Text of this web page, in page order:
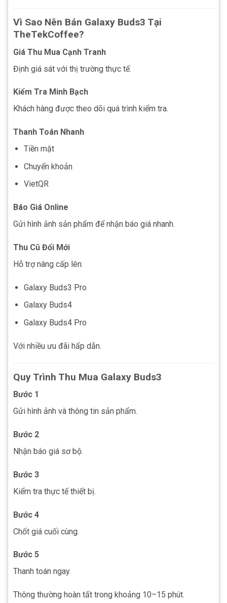
Vì Sao Nên Bán Galaxy Buds3 Tại
TheTekCoffee?
Giá Thu Mua Cạnh Tranh
Định giá sát với thị trường thực tế.
Kiểm Tra Minh Bạch
Khách hàng được theo dõi quá trình kiểm tra.
Thanh Toán Nhanh
Tiền mặt
Chuyển khoản
VietQR
Báo Giá Online
Gửi hình ảnh sản phẩm để nhận báo giá nhanh.
Thu Cũ Đổi Mới
Hỗ trợ nâng cấp lên:
Galaxy Buds3 Pro
Galaxy Buds4
Galaxy Buds4 Pro
Với nhiều ưu đãi hấp dẫn.
Quy Trình Thu Mua Galaxy Buds3
Bước 1
Gửi hình ảnh và thông tin sản phẩm.
Bước 2
Nhận báo giá sơ bộ.
Bước 3
Kiểm tra thực tế thiết bị.
Bước 4
Chốt giá cuối cùng.
Bước 5
Thanh toán ngay.
Thông thường hoàn tất trong khoảng 10–15 phút.